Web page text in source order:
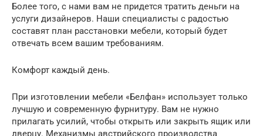
Более того, с нами вам не придется тратить деньги на
услуги дизайнеров. Наши специалисты с радостью
составят план расстановки мебели, который будет
отвечать всем вашим требованиям.
Комфорт каждый день.
При изготовлении мебели «Белфан» использует только
лучшую и современную фурнитуру. Вам не нужно
прилагать усилий, чтобы открыть или закрыть ящик или
дверцу. Механизмы австрийского производства